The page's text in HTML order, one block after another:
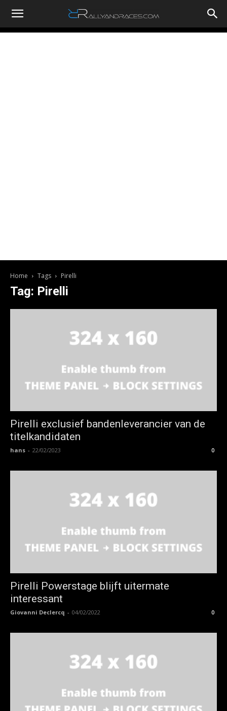
RallyandRaces.com
Home Tags Pirelli
Tag: Pirelli
Pirelli exclusief bandenleverancier van de
titelkandidaten
hans - 22/02/2023 0
Pirelli Powerstage blijft uitermate
interessant
Giovanni Declercq - 04/02/2022 0